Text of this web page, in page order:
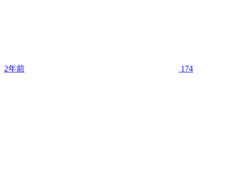
2年前 174